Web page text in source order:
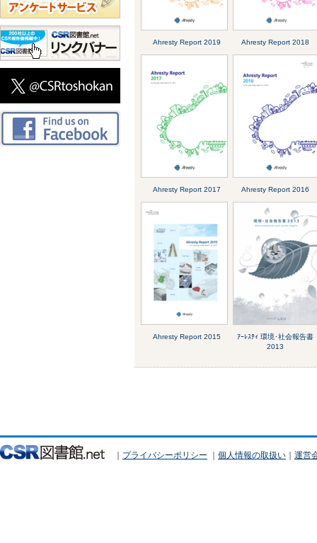
Ahresty Report 2019 Ahresty Report 2018
Ahresty Report 2017 Ahresty Report 2016
Ahresty Report 2015
ｱｰﾚｽﾃｨ 環境･社会報告書
2013
｜ プライバシーポリシー ｜ 個人情報の取扱い ｜ 運営